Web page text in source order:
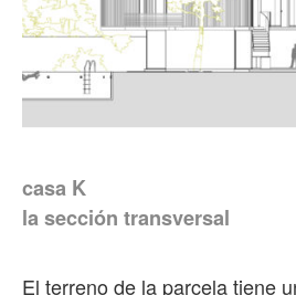
casa K
la sección transversal
El terreno de la parcela tiene